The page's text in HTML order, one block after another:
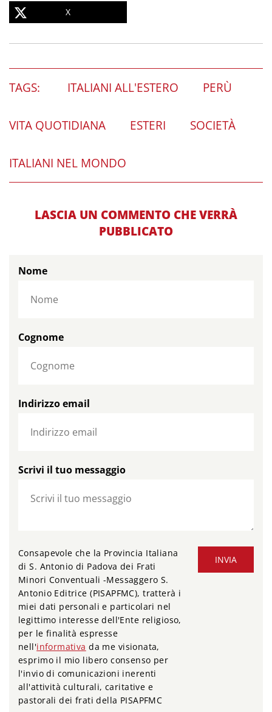
X
TAGS: ITALIANI ALL'ESTERO PERÙ
VITA QUOTIDIANA ESTERI SOCIETÀ
ITALIANI NEL MONDO
LASCIA UN COMMENTO CHE VERRÀ
PUBBLICATO
Nome
Cognome
Indirizzo email
Scrivi il tuo messaggio
INVIA
Consapevole che la Provincia Italiana
di S. Antonio di Padova dei Frati
Minori Conventuali -Messaggero S.
Antonio Editrice (PISAPFMC), tratterà i
miei dati personali e particolari nel
legittimo interesse dell'Ente religioso,
per le finalità espresse
nell'informativa da me visionata,
esprimo il mio libero consenso per
l'invio di comunicazioni inerenti
all'attività culturali, caritative e
pastorali dei frati della PISAPFMC